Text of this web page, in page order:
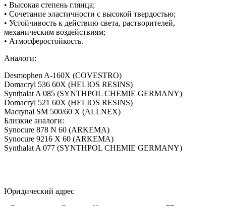
• Высокая степень глянца;
• Сочетание эластичности с высокой твердостью;
• Устойчивость к действию света, растворителей,
механическим воздействиям;
• Атмосферостойкость.
Аналоги:
Desmophen A-160X (COVESTRO)
Domacryl 536 60X (HELIOS RESINS)
Synthalat A 085 (SYNTHPOL CHEMIE GERMANY)
Domacryl 521 60X (HELIOS RESINS)
Macrynal SM 500/60 X (ALLNEX)
Близкие аналоги:
Synocure 878 N 60 (ARKEMA)
Synocure 9216 X 60 (ARKEMA)
Synthalat A 077 (SYNTHPOL CHEMIE GERMANY)
Юридический адрес